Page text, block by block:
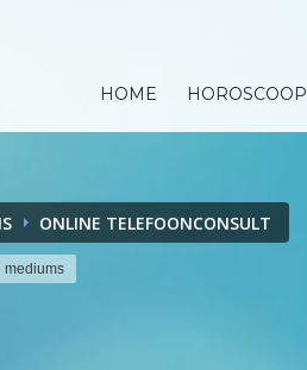
HOME HOROSCOOP
ONLINE TELEFOONCONSULT
mediums